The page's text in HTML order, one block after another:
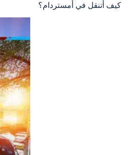
كيف أتنقل في أمستردام؟